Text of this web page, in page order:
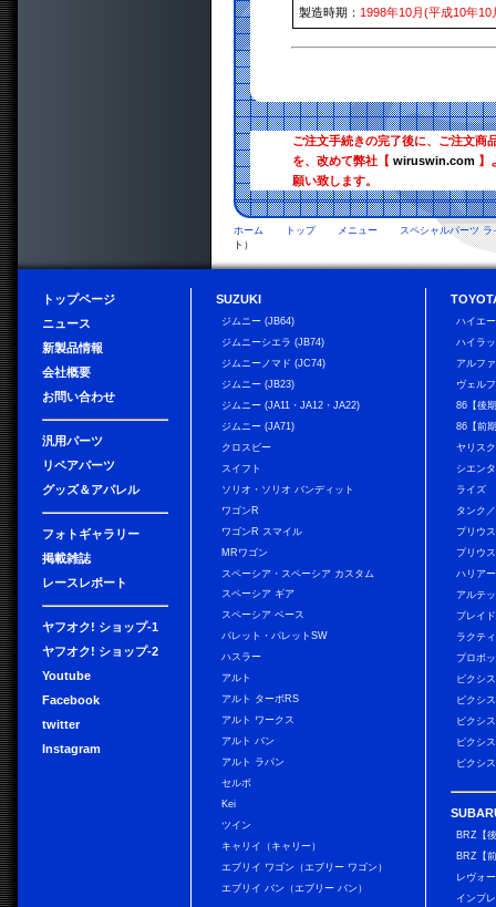
製造時期： 1998年10月(平成10年10
ご注文手続きの完了後に、ご注文商
を、改めて弊社【 wiruswin.com】
願い致します。
ホーム トップ メニュー
スペシャルパーツ ラ
ト）
トップページ
ニュース
新製品情報
会社概要
お問い合わせ
汎用パーツ
リペアパーツ
グッズ＆アパレル
フォトギャラリー
掲載雑誌
レースレポート
ヤフオク! ショップ-1
ヤフオク! ショップ-2
Youtube
Facebook
twitter
Instagram
SUZUKI
ジムニー (JB64)
ジムニーシエラ (JB74)
ジムニーノマド (JC74)
ジムニー (JB23)
ジムニー (JA11・JA12・JA22)
ジムニー (JA71)
クロスビー
スイフト
ソリオ・ソリオ バンディット
ワゴンR
ワゴンR スマイル
MRワゴン
スペーシア・スペーシア カスタム
スペーシア ギア
スペーシア ベース
パレット・パレットSW
ハスラー
アルト
アルト ターボRS
アルト ワークス
アルト バン
アルト ラパン
セルボ
Kei
ツイン
キャリイ（キャリー）
エブリイ ワゴン（エブリー ワゴン）
エブリイ バン（エブリー バン）
ハイエ
ハイラ
アルフ
ヴェル
86【後
86【前
ヤリス
シエンタ
ライズ
タンク
プリウス
プリウ
ハリアー
アルテ
ブレイド
ラクテ
プロボ
ピクシ
ピクシ
ピクシ
ピクシ
ピクシ
BRZ【
BRZ【
レヴォ
インプ